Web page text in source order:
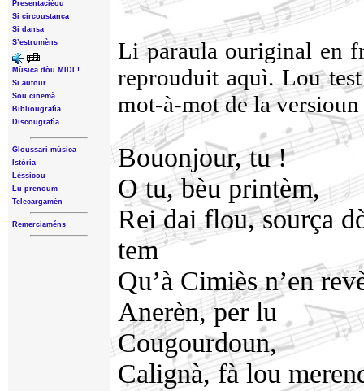
Presentaciéou
Si circoustança
Si dansa
S’estrumèns
Mùsica dòu MIDI !
Si autour
Sou cinemà
Bibliougrafìa
Discougrafìa
Gloussari mùsica
Istòria
Lèssicou
Lu prenoum
Telecargamén
Remerciaméns
Li paraula ouriginal en
reprouduit aquì. Lou
mot-à-mot de la versioun
Bouonjour, tu !
O tu, bèu printèm,
Rei dai flou, sourça
tem
Qu’à Cimiès n’en
Anerèn, per lu
Cougourdoun,
Calignà, fà lou